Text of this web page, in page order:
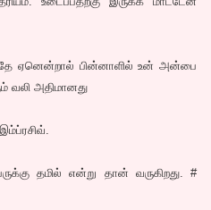
ஏனென்றால் பின்னாளில் உன் அன்பை
வலி அதிமானது
தமில் என்று தான் வருகிறது. #